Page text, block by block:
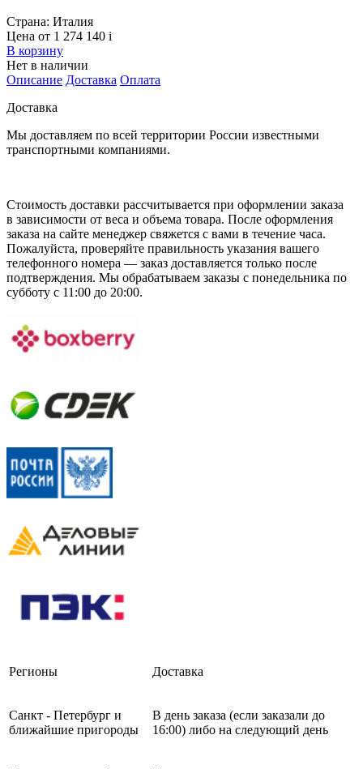
Страна: Италия
Цена от 1 274 140 i
В корзину
Нет в наличии
Описание Доставка Оплата
Доставка
Мы доставляем по всей территории России известными
транспортными компаниями.
Стоимость доставки рассчитывается при оформлении заказа
в зависимости от веса и объема товара. После оформления
заказа на сайте менеджер свяжется с вами в течение часа.
Пожалуйста, проверяйте правильность указания вашего
телефонного номера — заказ доставляется только после
подтверждения. Мы обрабатываем заказы с понедельника по
субботу с 11:00 до 20:00.
Регионы Доставка
Санкт - Петербург и
ближайшие пригороды
В день заказа (если заказали до
16:00) либо на следующий день